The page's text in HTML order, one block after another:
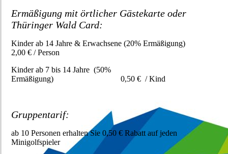
Ermäßigung mit örtlicher Gästekarte oder
Thüringer Wald Card:
Kinder ab 14 Jahre & Erwachsene (20% Ermäßigung)
2,00 € / Person
Kinder ab 7 bis 14 Jahre (50%
Ermäßigung) 0,50 € / Kind
Gruppentarif:
ab 10 Personen erhalten Sie 0,50 € Rabatt auf jeden
Minigolfspieler